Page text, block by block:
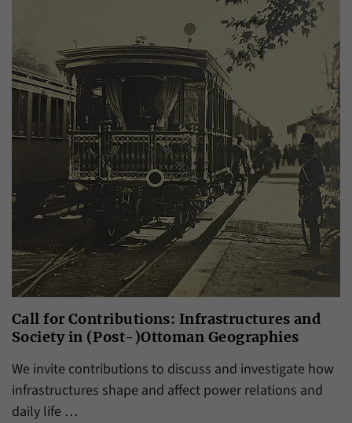
Call for Contributions: Infrastructures and
Society in (Post-)Ottoman Geographies
We invite contributions to discuss and investigate how
infrastructures shape and affect power relations and
daily life …